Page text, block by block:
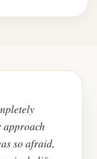
approach
so afraid,